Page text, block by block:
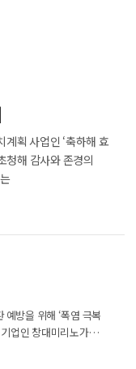
획 사업인 ‘축하해 효
청해 감사와 존경의
방을 위해 ‘폭염 극복
업인 창대미리노가